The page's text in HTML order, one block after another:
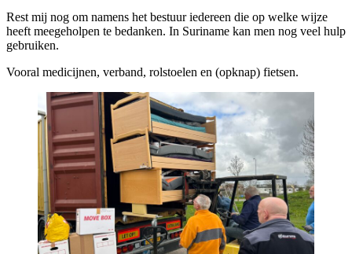
Rest mij nog om namens het bestuur iedereen die op welke wijze
heeft meegeholpen te bedanken. In Suriname kan men nog veel hulp
gebruiken.
Vooral medicijnen, verband, rolstoelen en (opknap) fietsen.